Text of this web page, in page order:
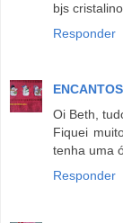
bjs
Responder
Oi Beth,
Fiquei
tenha uma
Responder